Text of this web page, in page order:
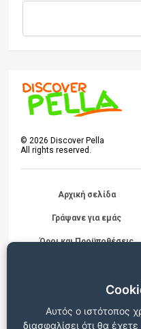
Αυτός ο ιστότοπος
διασφαλίσει ότι θα
© 2026 Discover Pella
All rights reserved.
Αρχική σελίδα
Γράψανε για εμάς
Όροι και Προϋποθέσεις
Ο ιστότοπος βρίσκεται σε
οποιεσδήποτε παρατηρήσεις